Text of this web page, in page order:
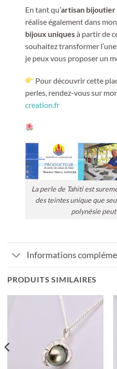
En tant qu’artisan bijoutier
réalise également dans
bijoux uniquesà partir de
souhaitez transformer
je peux vous proposer un
Pour découvrir cette
perles, rendez-vous sur
creation.fr
La perle de Tahiti est
des teintes unique que
polynésie
Informations
PRODUITS SIMILAIRES